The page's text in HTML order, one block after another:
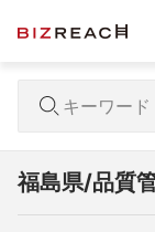
福島県/品質